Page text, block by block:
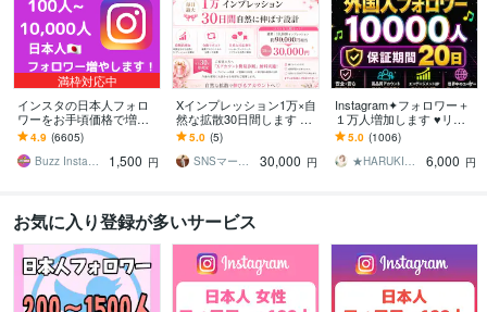
満枠対応中
インスタの日本人フォロ
ワーをお手頃価格で増や
します インスタ日本人フ
ォロワー100人～【高品質
✨お手頃価格❗】
4.9 (6605)
Buzz Insta【SNSマーケ】
1,500 円
Xインプレッション1万×自
然な拡散30日間します ポ
スト分割対応♡フォロワ
ー流入も狙える拡散設計⭐︎
5.0 (5)
SNSマーケティング沙織
30,000 円
Instagram✦フォロワー＋
１万人増加します ♥リー
ル再生回数３００００回
おまけ付き♥インスタ１０
０００人
5.0 (1006)
★HARUKI★SNS集客サポート
6,000 円
お気に入り登録が多いサービス